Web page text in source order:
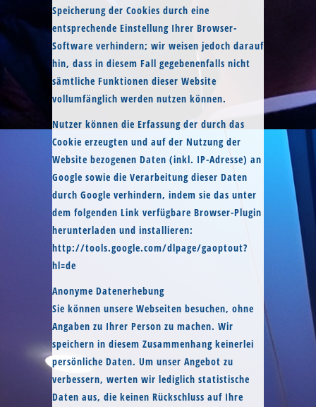
Speicherung der Cookies durch eine
entsprechende Einstellung Ihrer Browser-
Software verhindern; wir weisen jedoch darauf
hin, dass in diesem Fall gegebenenfalls nicht
sämtliche Funktionen dieser Website
vollumfänglich werden nutzen können.
Nutzer können die Erfassung der durch das
Cookie erzeugten und auf der Nutzung der
Website bezogenen Daten (inkl. IP-Adresse) an
Google sowie die Verarbeitung dieser Daten
durch Google verhindern, indem sie das unter
dem folgenden Link verfügbare Browser-Plugin
herunterladen und installieren:
http://tools.google.com/dlpage/gaoptout?
hl=de
Anonyme Datenerhebung
Sie können unsere Webseiten besuchen, ohne
Angaben zu Ihrer Person zu machen. Wir
speichern in diesem Zusammenhang keinerlei
persönliche Daten. Um unser Angebot zu
verbessern, werten wir lediglich statistische
Daten aus, die keinen Rückschluss auf Ihre